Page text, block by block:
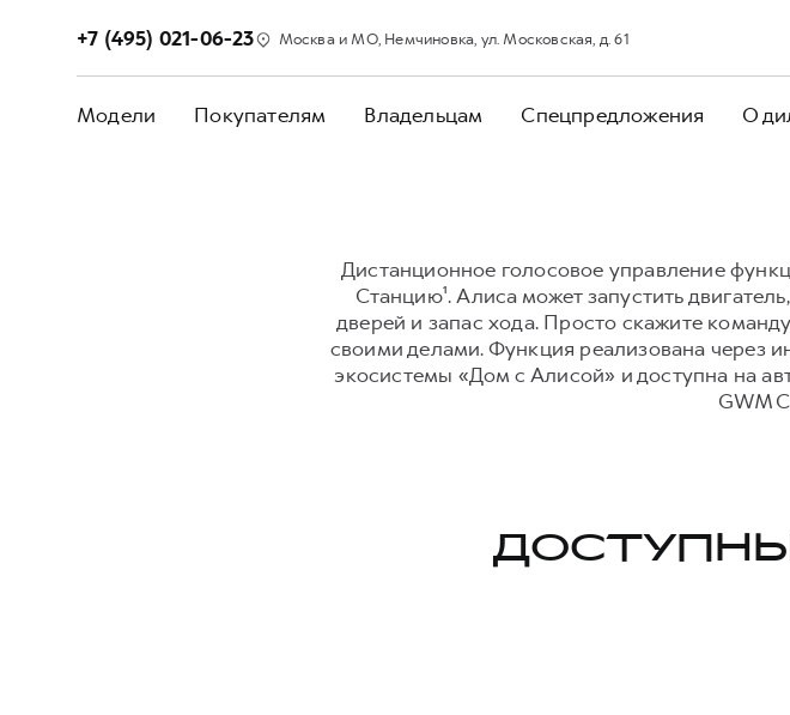
+7 (495) 021-06-23 Москва и МО, Немчиновка, ул. Московская, д. 61
Модели Покупателям Владельцам Спецпредложения О
Дистанционное голосовое управление
Станцию¹. Алиса может запустить
дверей и запас хода. Просто скажите
своими делами. Функция реализована через
экосистемы «Дом с Алисой» и доступна на
GWM